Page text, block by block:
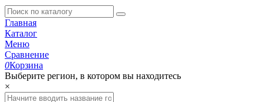
Главная
Каталог
Меню
Сравнение
0Корзина
Выберите регион, в котором вы находитесь
×